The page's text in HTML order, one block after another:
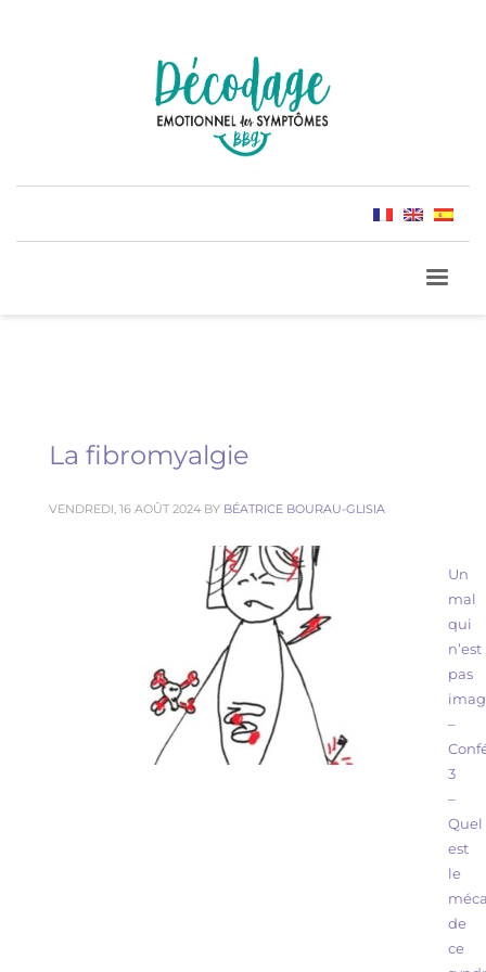
La fibromyalgie
VENDREDI, 16 AOÛT 2024 BY BÉATRICE BOURAU-GLISIA
Un
mal
qui
n’est
pas
–
3
–
Quel
est
le
de
ce